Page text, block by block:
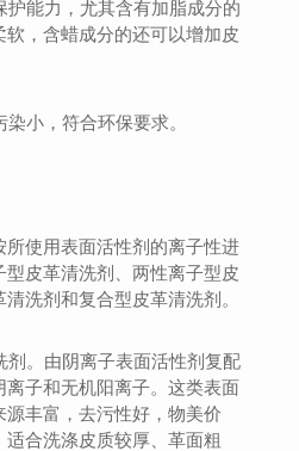
护能力，尤其含有加脂成分的
，含蜡成分的还可以增加皮
小，符合环保要求。
所使用表面活性剂的离子性进
皮革清洗剂、两性离子型皮
洗剂和复合型皮革清洗剂。
剂。由阴离子表面活性剂复配
子和无机阳离子。这类表面
丰富，去污性好，物美价
合洗涤皮质较厚、革面粗